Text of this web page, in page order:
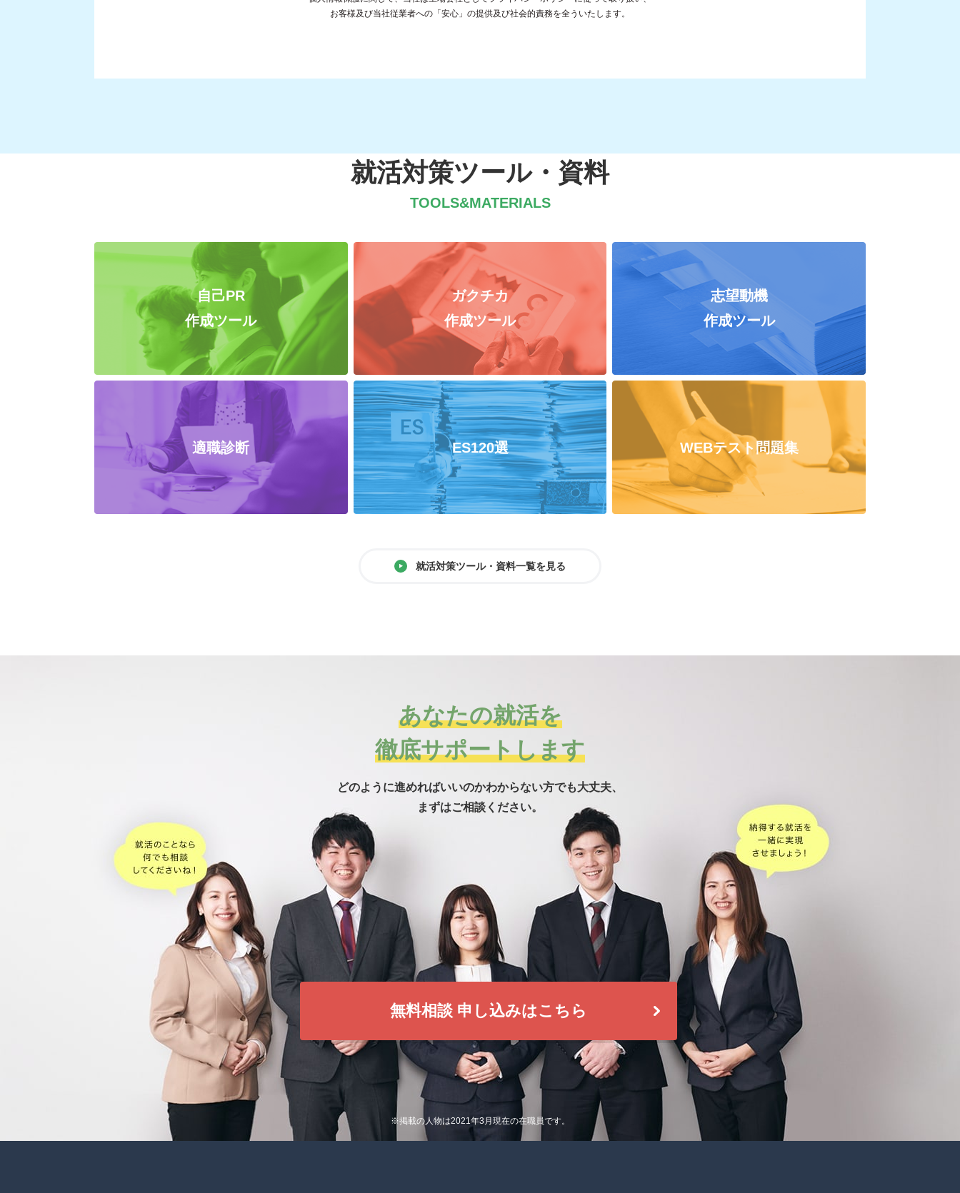
就活対策ツール・資料
TOOLS&MATERIALS
自己PR
作成ツール
ガクチカ
作成ツール
志望動機
作成ツール
適職診断 ES120選 WEBテスト問題集
就活対策ツール・資料一覧を見る
あなたの就活を
徹底サポートします
どのように進めればいいのかわからない方でも大丈夫、
まずはご相談ください。
無料相談 申し込みはこちら
※掲載の人物は2021年3月現在の在職員です。